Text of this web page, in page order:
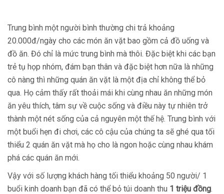
Trung bình một người bình thường chi trả khoảng
20.000đ/ngày cho các món ăn vặt bao gồm cả đồ uống và
đồ ăn. Đó chỉ là mức trung bình mà thôi. Đặc biệt khi các bạn
trẻ tụ họp nhóm, đám bạn thân và đặc biệt hơn nữa là những
cô nàng thì những quán ăn vặt là một địa chỉ không thể bỏ
qua. Họ cảm thấy rất thoải mái khi cùng nhau ăn những món
ăn yêu thích, tâm sự về cuộc sống và điều này tự nhiên trở
thành một nét sống của cả nguyên một thế hệ. Trung bình với
một buổi hẹn đi chơi, các cô cậu của chúng ta sẽ ghé qua tối
thiểu 2 quán ăn vặt mà họ cho là ngon hoặc cùng nhau khám
phá các quán ăn mới.
Vậy với số lượng khách hàng tối thiểu khoảng 50 người/ 1
buổi kinh doanh bạn đã có thể bỏ túi doanh thu 1 triệu đồng.